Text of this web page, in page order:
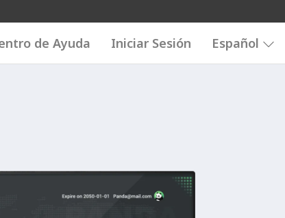
de Ayuda Iniciar Sesión Español